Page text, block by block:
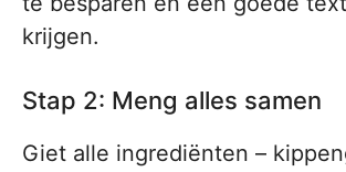
krijgen.
Stap 2: Meng alles samen
Giet alle ingrediënten –